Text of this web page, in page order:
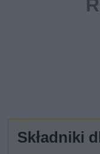
Składniki